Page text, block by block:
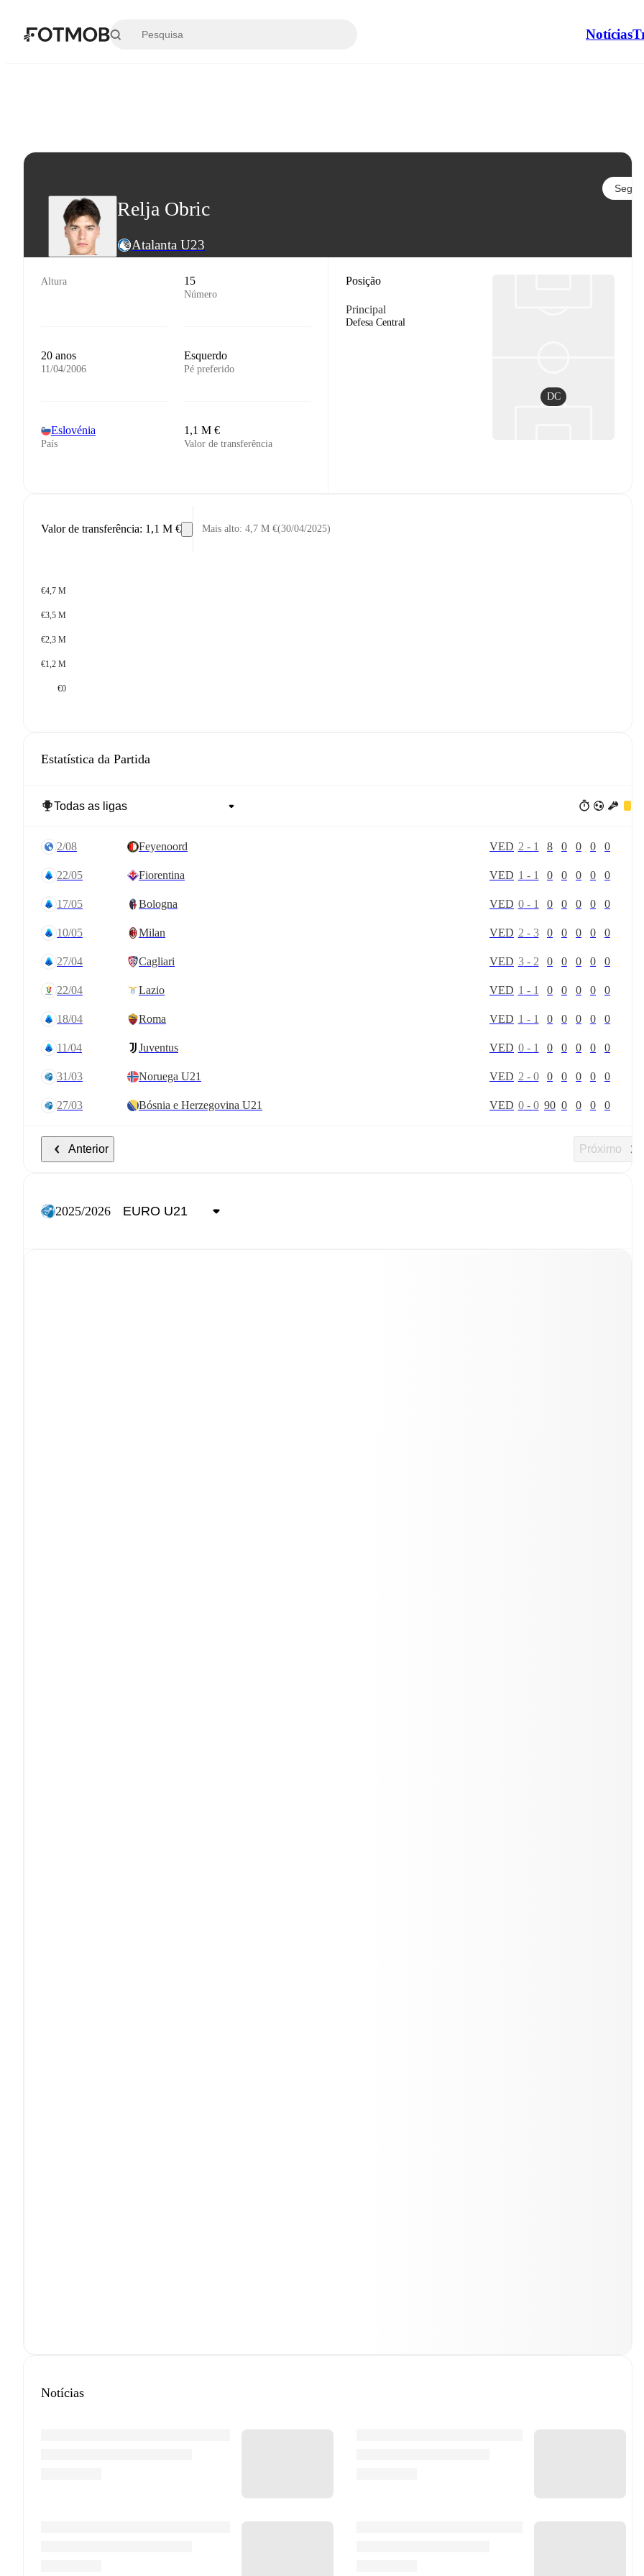
Notícias
Relja Obric
Atalanta U23
Seguir
Altura 15
Número
20 anos
11/04/2006
Esquerdo
Pé preferido
Eslovénia
País
1,1 M €
Valor de transferência
Posição
Principal
Defesa Central
DC
Valor de transferência: 1,1 M € Mais alto: 4,7 M €(30/04/2025)
€4,7 M
€3,5 M
€2,3 M
€1,2 M
€0
Estatística da Partida
2/08 Feyenoord VED 2 - 1 8 0 0 0 0
22/05 Fiorentina VED 1 - 1 0 0 0 0 0
17/05 Bologna VED 0- 1 0 0 0 0 0
10/05 Milan VED 2 - 3 0 0 0 0 0
27/04 Cagliari VED 3- 2 0 0 0 0 0
22/04 Lazio VED 1 - 1 0 0 0 0 0
18/04 Roma VED 1 - 1 0 0 0 0 0
11/04 Juventus VED 0- 1 0 0 0 0 0
31/03 Noruega U21 VED 2 - 0 0 0 0 0 0
27/03 Bósnia e Herzegovina U21 VED 0- 0 90 0 0 0 0
Anterior Próximo
2025/2026
Notícias